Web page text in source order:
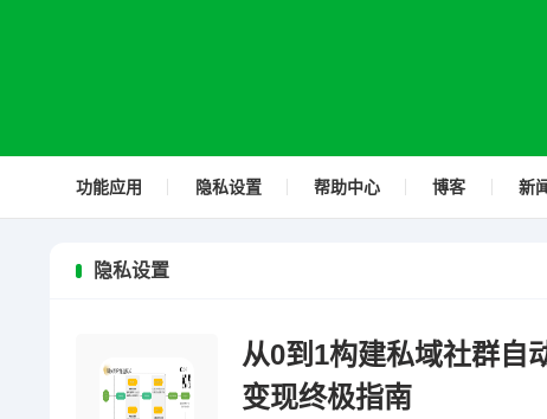
功能应用 隐私设置 帮助中心 博客 新
隐私设置
从0到1构建私域社群自
变现终极指南